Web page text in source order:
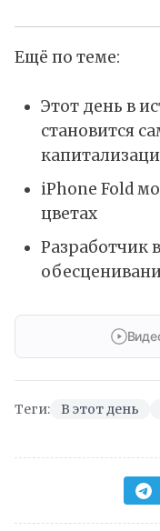
Ещё по теме:
Этот день в
становится
iPhone Fold
цветах
Разработчик
Теги: В этот день